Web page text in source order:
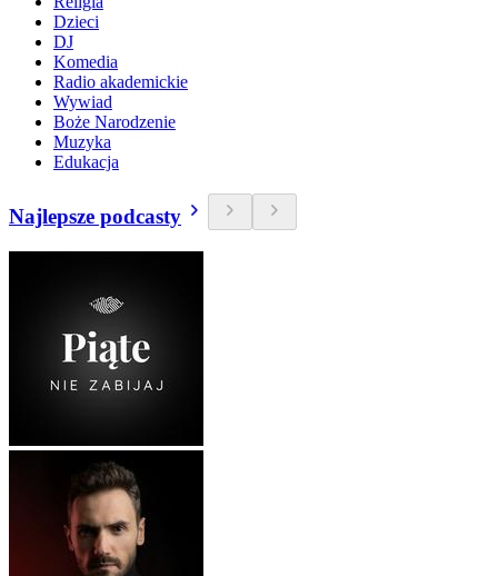
Dzieci
DJ
Komedia
Radio akademickie
Wywiad
Boże Narodzenie
Muzyka
Edukacja
Najlepsze podcasty